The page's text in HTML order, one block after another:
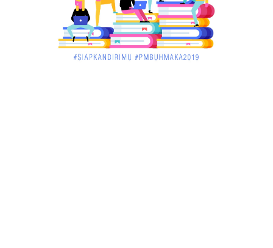
Menelisik Pemadam Kebakaran Swasta di
Pontianak, Bukti ...
March 02, 2018
KALBAR